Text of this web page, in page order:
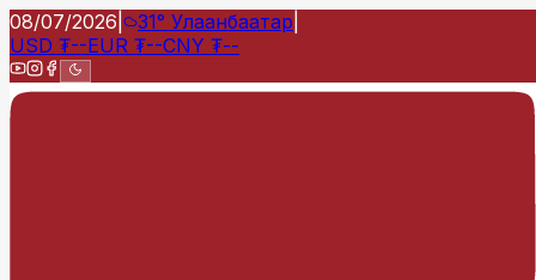
08/07/2026 31° Улаанбаатар
USD ₮--EUR ₮--CNY ₮--